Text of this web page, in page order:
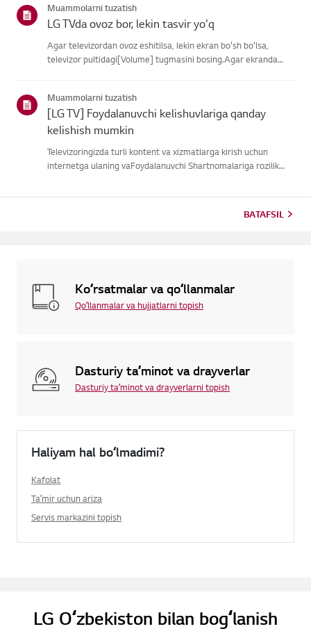
qurilmalariga ulangan ...
Muammolarni tuzatish
LG TVda ovoz bor, lekin tasvir yo'q
Agar televizordan ovoz eshitilsa, lekin ekran bo'sh bo'lsa,
televizor pultidagi[Volume] tugmasini bosing.Agar ekranda
mumkin.Muammo tashqi quril...
Muammolarni tuzatish
[LG TV] Foydalanuvchi kelishuvlariga qanday
kelishish mumkin
Televizoringizda turli kontent va xizmatlarga kirish uchun
internetga ulaning vaFoydalanuvchi Shartnomalariga rozilik
BATAFSIL
Koʻrsatmalar va qoʻllanmalar
Qoʻllanmalar va hujjatlarni topish
Dasturiy taʼminot va drayverlar
Dasturiy taʼminot va drayverlarni topish
Haliyam hal boʻlmadimi?
Kafolat
Taʼmir uchun ariza
Servis markazini topish
LG Oʻzbekiston bilan bogʻlanish